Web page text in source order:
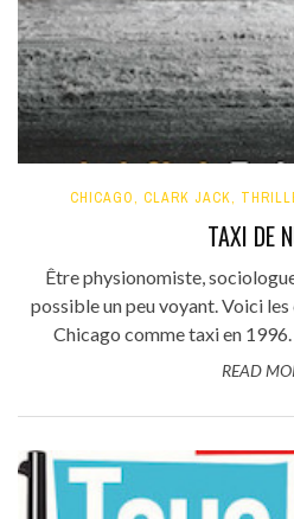
CHICAGO, CLARK JACK,
TAXI DE
Être physionomiste,
possible un peu voyant. Voici
Chicago comme taxi en 1996.
READ